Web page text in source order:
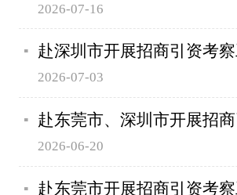
2026-07-16
赴深圳市开展招商引资考
2026-07-03
赴东莞市、深圳市开展招
2026-06-20
赴东莞市开展招商引资考